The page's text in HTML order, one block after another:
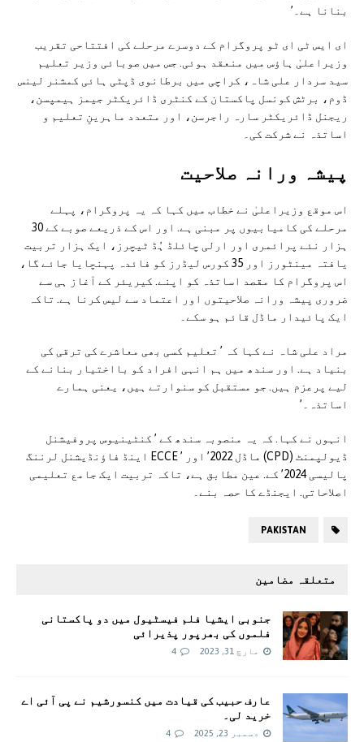
بنانا ہے۔’
ای ایس ٹی ای ٹو پروگرام کے دوسرے مرحلے کی افتتاحی تقریب
وزیراعلیٰ ہاؤس میں منعقد ہوئی. جس میں صوبائی وزیر تعلیم
سید سردار علی شاہ، کراچی میں برطانوی ڈپٹی ہائی کمشنر لینس
ڈوم، برٹش کونسل پاکستان کے کنٹری ڈائریکٹر جیمز ہیمپسن،
ریجنل ڈائریکٹر سارہ راجرسن، اور متعدد ماہرینِ تعلیم و
اساتذہ نے شرکت کی۔
پیشہ ورانہ صلاحیت
اس موقع وزیراعلیٰ نے خطاب میں کہا کہ یہ پروگرام، پہلے
مرحلے کی کامیابیوں پر مبنی ہے. اور اس کے ذریعے صوبے کے 30
ہزار نئے پرائمری اور ارلی چائلڈ ہُڈ ٹیچرز، ایک ہزار تربیت
یافتہ مینٹورز اور 35 کورس لیڈرز کو فائدہ پہنچایا جائے گا،
اس پروگرام کا مقصد اساتذہ کو اپنے. کیریئر کے آغاز ہی سے
ضروری پیشہ ورانہ صلاحیتوں اور اعتماد سے لیس کرنا ہے. تاکہ
ایک پائیدار ماڈل قائم ہو سکے۔
مراد علی شاہ نے کہا کہ ’ تعلیم کسی بھی معاشرے کی ترقی کی
بنیاد ہے. اور سندھ میں ہم انہی افراد کو بااختیار بنانے کے
لیے پرعزم ہیں. جو مستقبل کو سنوارتے ہیں، یعنی ہمارے
اساتذہ۔’
انہوں نے کہا. کہ یہ منصوبہ سندھ کے ’ کنٹینیوس پروفیشنل
ڈیولپمنٹ (CPD) ماڈل 2022’ اور ’ ECCE اینڈ فاؤنڈیشنل لرننگ
پالیسی 2024’ کے. عین مطابق ہے، تاکہ تربیت ایک جامع تعلیمی
اصلاحاتی. ایجنڈے کا حصہ بنے۔
PAKISTAN
متعلقہ مضامین
جنوبی ایشیا فلم فیسٹیول میں دو پاکستانی
فلموں کی بھرپور پذیرائی
مارچ 31, 2023 4
عارف حبیب کی قیادت میں کنسورشیم نے پی آئی اے
خرید لی۔
دسمبر 23, 2025 4